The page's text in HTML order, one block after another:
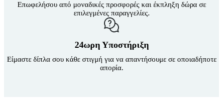
Επωφελήσου από μοναδικές προσφορές και έκπληξη δώρα σε
επιλεγμένες παραγγελίες.
24ωρη Υποστήριξη
Είμαστε δίπλα σου κάθε στιγμή για να απαντήσουμε σε οποιαδήποτε
απορία.